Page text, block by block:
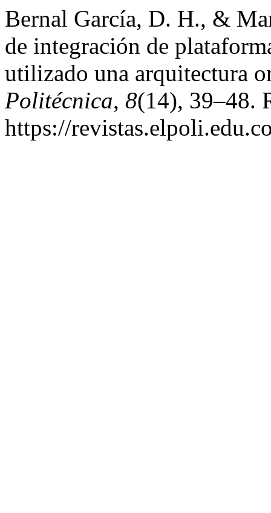
Bernal García, D. H., &
de integración de
utilizado una arquitectura
Politécnica, 8(14), 39–48.
https://